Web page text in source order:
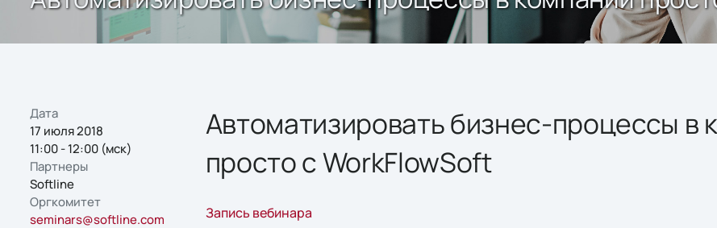
Дата
17 июля 2018
11:00 - 12:00 (мск)
Партнеры
Softline
Оргкомитет
seminars@softline.com
Автоматизировать бизнес-процессы в
просто с WorkFlowSoft
Запись вебинара